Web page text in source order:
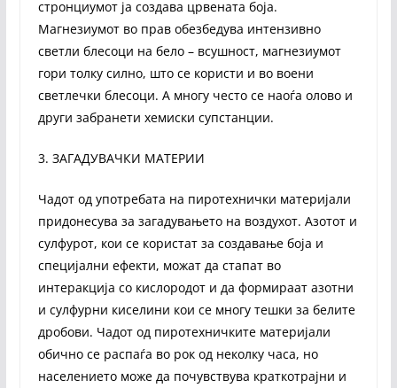
стронциумот ја создава црвената боја.
Магнезиумот во прав обезбедува интензивно
светли блесоци на бело – всушност, магнезиумот
гори толку силно, што се користи и во воени
светлечки блесоци. А многу често се наоѓа олово и
други забранети хемиски супстанции.
3. ЗАГАДУВАЧКИ МАТЕРИИ
Чадот од употребата на пиротехнички материјали
придонесува за загадувањето на воздухот. Азотот и
сулфурот, кои се користат за создавање боја и
специјални ефекти, можат да стапат во
интеракција со кислородот и да формираат азотни
и сулфурни киселини кои се многу тешки за белите
дробови. Чадот од пиротехничките материјали
обично се распаѓа во рок од неколку часа, но
населението може да почувствува краткотрајни и